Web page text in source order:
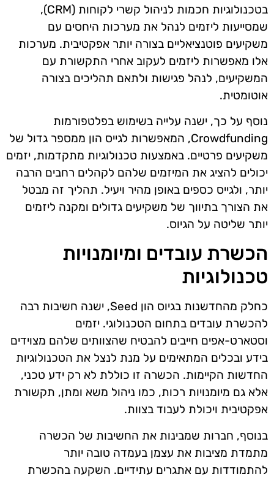
בטכנולוגיות חכמות לניהול קשרי לקוחות (CRM),
שמסייעות ליזמים לנהל את מערכות היחסים עם
משקיעים פוטנציאליים בצורה יותר אפקטיבית. מערכות
אלו מאפשרות ליזמים לעקוב אחרי התקשורת עם
המשקיעים, לנהל פגישות ולתאם תהליכים בצורה
אוטומטית.
נוסף על כך, ישנה עלייה בשימוש בפלטפורמות
Crowdfunding, המאפשרות לגייס הון ממספר גדול של
משקיעים פרטיים. באמצעות טכנולוגיות מתקדמות, יזמים
יכולים להציג את המיזמים שלהם לקהלים רחבים הרבה
יותר, ולגייס כספים באופן מהיר ויעיל. תהליך זה מבטל
את הצורך בתיווך של משקיעים גדולים ומקנה ליזמים
יותר שליטה על הגיוס.
הכשרת עובדים ומיומנויות
טכנולוגיות
כחלק מהחדשנות בגיוס הון Seed, ישנה חשיבות רבה
להכשרת עובדים בתחום הטכנולוגי. יזמים
וסטארט-אפים חייבים להבטיח שהצוותים שלהם מצוידים
בידע ובכלים המתאימים על מנת לנצל את הטכנולוגיות
החדשות הקיימות. הכשרה זו כוללת לא רק ידע טכני,
אלא גם מיומנויות רכות, כמו ניהול משא ומתן, תקשורת
אפקטיבית ויכולת לעבוד בצוות.
בנוסף, חברות שמבינות את החשיבות של הכשרה
מתמדת מציבות את עצמן בעמדה טובה יותר
להתמודדות עם אתגרים עתידיים. השקעה בהכשרת